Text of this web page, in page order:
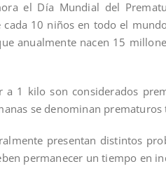
el Día Mundial del
cada 10 niños en todo el
anualmente nacen 15
1 kilo son considerados
se denominan prematuros
presentan distintos
permanecer un tiempo en